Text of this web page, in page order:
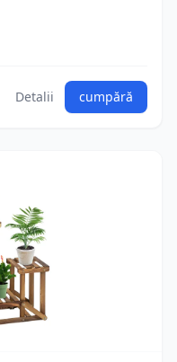
Detalii cumpără